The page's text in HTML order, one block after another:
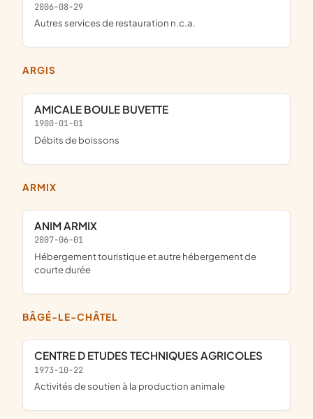
2006-08-29
Autres services de restauration n.c.a.
ARGIS
AMICALE BOULE BUVETTE
1900-01-01
Débits de boissons
ARMIX
ANIM ARMIX
2007-06-01
Hébergement touristique et autre hébergement de
courte durée
BÂGÉ-LE-CHÂTEL
CENTRE D ETUDES TECHNIQUES AGRICOLES
1973-10-22
Activités de soutien à la production animale